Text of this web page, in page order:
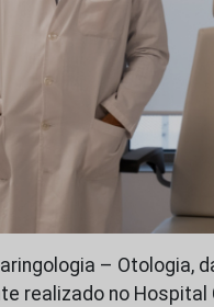
– Otologia,
realizado no